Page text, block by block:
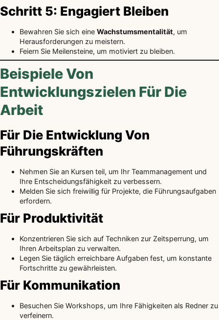
Schritt 5: Engagiert Bleiben
Bewahren Sie sich eine Wachstumsmentalität, um
Herausforderungen zu meistern.
Feiern Sie Meilensteine, um motiviert zu bleiben.
Beispiele Von
Entwicklungszielen Für Die
Arbeit
Für Die Entwicklung Von
Führungskräften
Nehmen Sie an Kursen teil, um Ihr Teammanagement und
Ihre Entscheidungsfähigkeit zu verbessern.
Melden Sie sich freiwillig für Projekte, die Führungsaufgaben
erfordern.
Für Produktivität
Konzentrieren Sie sich auf Techniken zur Zeitsperrung, um
Ihren Arbeitsplan zu verwalten.
Legen Sie täglich erreichbare Aufgaben fest, um konstante
Fortschritte zu gewährleisten.
Für Kommunikation
Besuchen Sie Workshops, um Ihre Fähigkeiten als Redner zu
verfeinern.